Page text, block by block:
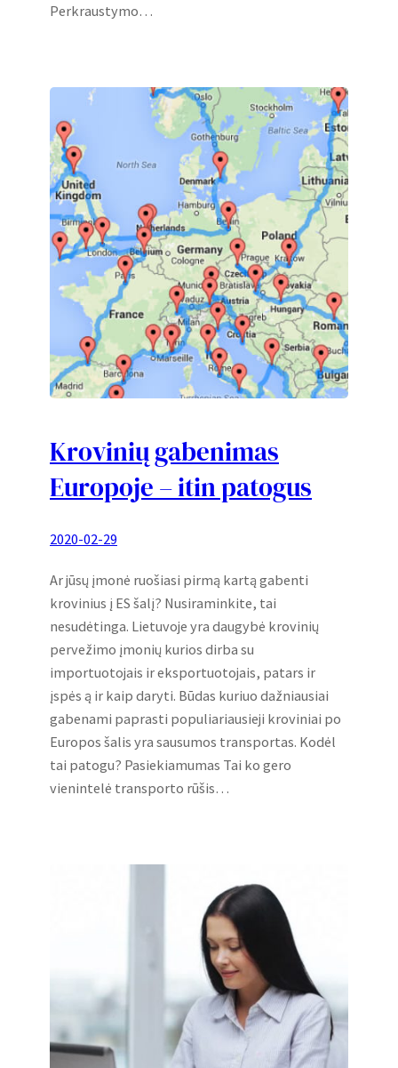
Perkraustymo…
Krovinių gabenimas
Europoje – itin patogus
2020-02-29
Ar jūsų įmonė ruošiasi pirmą kartą gabenti
krovinius į ES šalį? Nusiraminkite, tai
nesudėtinga. Lietuvoje yra daugybė krovinių
pervežimo įmonių kurios dirba su
importuotojais ir eksportuotojais, patars ir
įspės ą ir kaip daryti. Būdas kuriuo dažniausiai
gabenami paprasti populiariausieji kroviniai po
Europos šalis yra sausumos transportas. Kodėl
tai patogu? Pasiekiamumas Tai ko gero
vienintelė transporto rūšis…